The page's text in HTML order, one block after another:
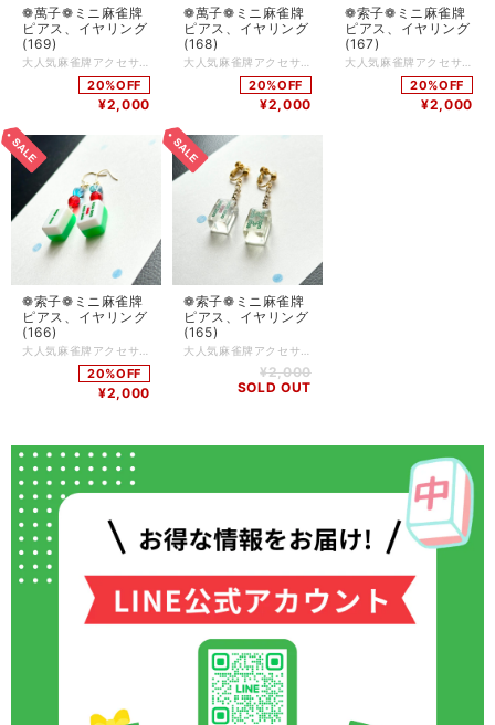
❁ 萬子❁ ミニ 麻雀牌
ピアス、イヤリング
(169)
20%OFF
¥2,000
❁ 萬子❁ ミニ 麻雀牌
ピアス、イヤリング
(168)
20%OFF
¥2,000
❁ 索子❁ ミニ 麻雀牌
ピアス、イヤリング
(167)
20%OFF
¥2,000
❁ 索子❁ ミニ 麻雀牌
ピアス、イヤリング
(166)
20%OFF
¥2,000
❁ 索子❁ ミニ 麻雀牌
ピアス、イヤリング
(165)
¥2,000
SOLD OUT